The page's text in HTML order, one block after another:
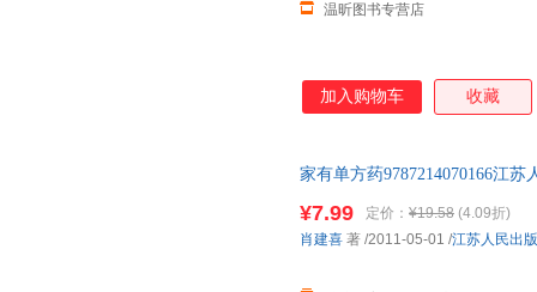
温昕图书专营店
加入购物车 收藏
家有单方药9787214070166江
¥7.99 定价： ¥19.58 (4.09折)
肖建喜 著 /2011-05-01 /江苏人民出